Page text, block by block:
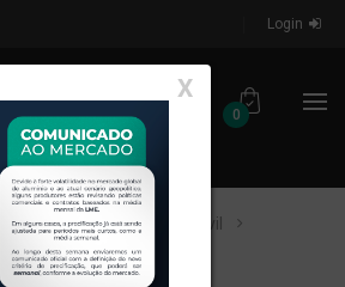
Login
0
X
Construção Civil
LINEAR: 1,092kg/m